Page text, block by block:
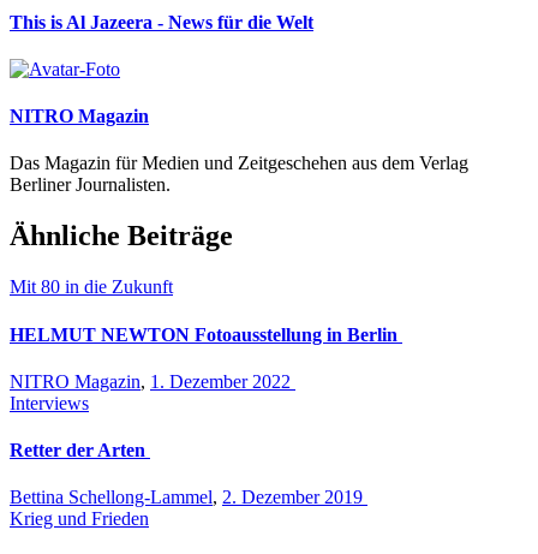
This is Al Jazeera - News für die Welt
NITRO Magazin
Das Magazin für Medien und Zeitgeschehen aus dem Verlag
Berliner Journalisten.
Ähnliche Beiträge
Mit 80 in die Zukunft
HELMUT NEWTON Fotoausstellung in Berlin
NITRO Magazin, 1. Dezember 2022
Interviews
Retter der Arten
Bettina Schellong-Lammel, 2. Dezember 2019
Krieg und Frieden